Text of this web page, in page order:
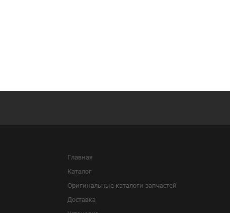
Главная
Каталог
Оригинальные каталоги запчастей
Доставка